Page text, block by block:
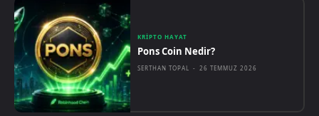
KRIPTO HAYAT
Pons Coin Nedir?
SERTHAN TOPAL - 26 TEMMUZ 2026